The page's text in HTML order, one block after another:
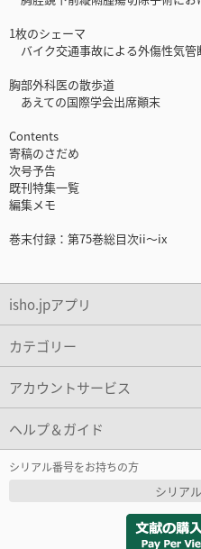
1枚のシェーマ
バイク交通事故による外傷性気管
胸部外科医の散歩道
あえての国際学会出席顚末
Contents
寄稿のさだめ
次号予告
既刊特集一覧
編集メモ
巻末付録：第75巻総目次ii～ix
isho.jpアプリ
カテゴリー
アカウントサービス
ヘルプ＆ガイド
シリアル番号をお持ちの方
シリア